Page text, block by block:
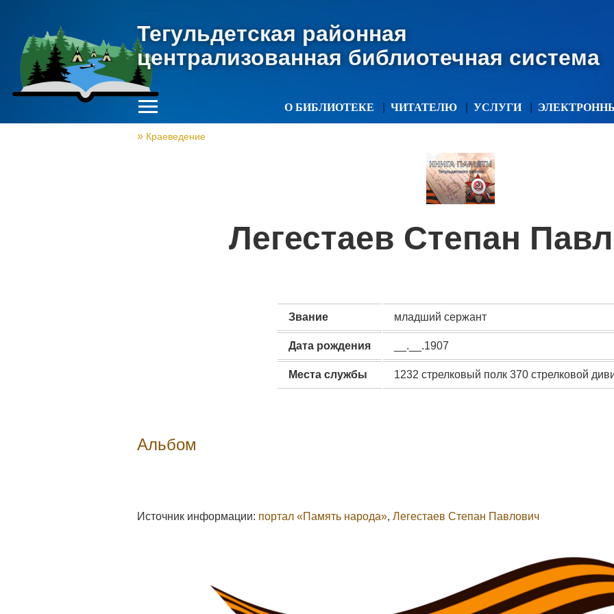
Тегульдетская районная
централизованная библиотечная система
О БИБЛИОТЕКЕ ЧИТАТЕЛЮ УСЛУГИ
Краеведение
Легестаев Степан
Звание младший сержант
Дата рождения __.__.1907
Места службы 1232 стрелковый полк 370 стрелковой
Альбом
Источник информации: портал «Память народа», Легестаев Степан Павлович